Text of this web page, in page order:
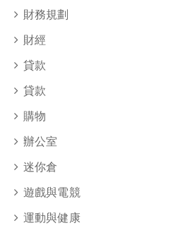
財務規劃
財經
貸款
貸款
購物
辦公室
迷你倉
遊戲與電競
運動與健康